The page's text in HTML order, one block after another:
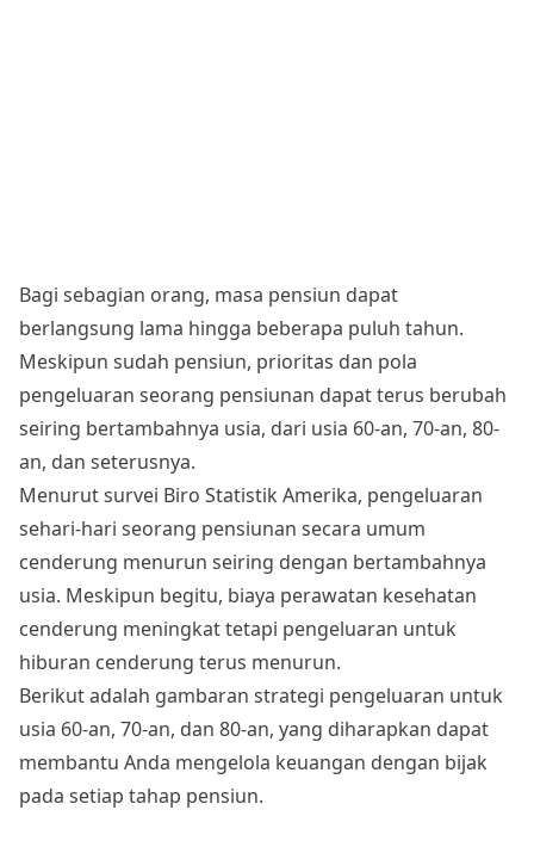
Bagi sebagian orang, masa pensiun dapat
berlangsung lama hingga beberapa puluh tahun.
Meskipun sudah pensiun, prioritas dan pola
pengeluaran seorang pensiunan dapat terus berubah
seiring bertambahnya usia, dari usia 60-an, 70-an, 80-
an, dan seterusnya.
Menurut survei Biro Statistik Amerika, pengeluaran
sehari-hari seorang pensiunan secara umum
cenderung menurun seiring dengan bertambahnya
usia. Meskipun begitu, biaya perawatan kesehatan
cenderung meningkat tetapi pengeluaran untuk
hiburan cenderung terus menurun.
Berikut adalah gambaran strategi pengeluaran untuk
usia 60-an, 70-an, dan 80-an, yang diharapkan dapat
membantu Anda mengelola keuangan dengan bijak
pada setiap tahap pensiun.